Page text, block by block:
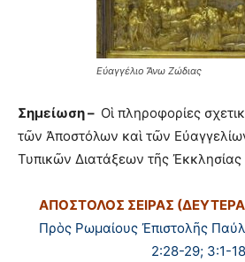
Εὐαγγέλιο Ἄνω Ζώδιας
Σημείωση – Οἱ πληροφορίες
τῶν Ἀποστόλων καὶ τῶν
Τυπικῶν Διατάξεων τῆς
ΑΠΟΣΤΟΛΟΣ ΣΕΙΡΑΣ
Πρὸς Ρωμαίους Ἐπιστολῆς
2:28-29; 3:1-18